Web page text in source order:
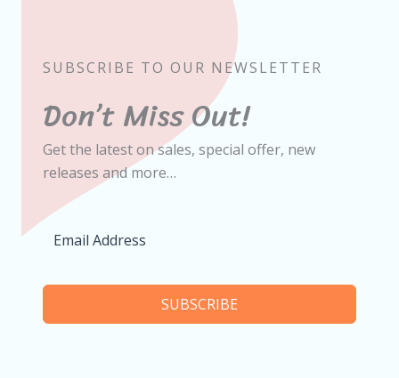
SUBSCRIBE TO OUR NEWSLETTER
Don’t Miss Out!
Get the latest on sales, special offer, new
releases and more…
SUBSCRIBE